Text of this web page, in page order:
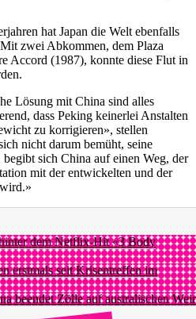
hat Japan die Welt ebenfalls
zwei Abkommen, dem Plaza
Accord (1987), konnte diese Flut in
Lösung mit China sind alles
dass Peking keinerlei Anstalten
zu korrigieren», stellen
nicht darum bemüht, seine
sich China auf einen Weg, der
mit der entwickelten und der
dem Netflix-Hit «3 Body
erstmals seit Krisentreffen im
beendet Zölle auf australischen